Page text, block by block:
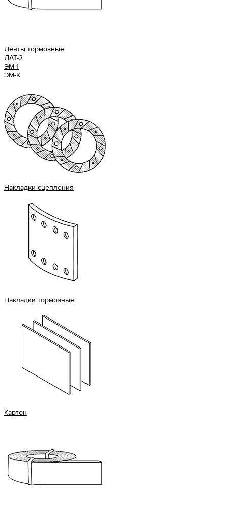
Ленты тормозные
ЛАТ-2
ЭМ-1
ЭМ-К
Накладки сцепления
Накладки тормозные
Картон